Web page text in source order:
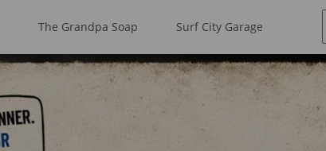
The Grandpa Soap Surf City Garage